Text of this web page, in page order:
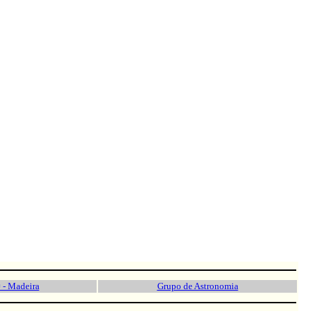
Madeira Grupo de Astronomia